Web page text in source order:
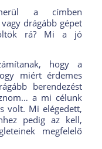
a címben
drágább gépet
rá? Mi a jó
hogy a
miért érdemes
berendezést
a mi célunk
volt. Mi elégedett,
pedig az kell,
megfelelő